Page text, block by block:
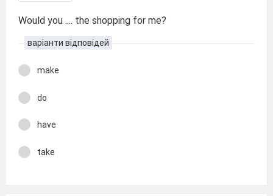
Would you .... the shopping for me?
варіанти відповідей
make
do
have
take